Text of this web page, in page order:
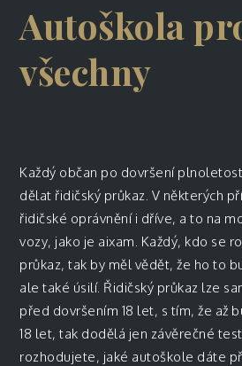
Autoškola
všechny
Každý občan po dovršení
dělat řidičský průkaz. V některých
řidičské oprávnění i dříve, a to na
vozy, jako je aixam. Každý, kdo se
průkaz, tak by měl vědět, že ho to
ale také úsilí. Řidičský průkaz lze
před dovršením 18 let, s tím, že až
18 let, tak dodělá jen závěrečné
rozhodujete, jaké autoškole dáte